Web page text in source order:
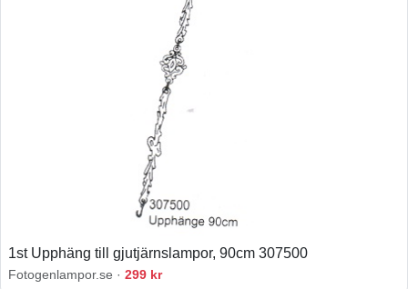
1st Upphäng till gjutjärnslampor, 90cm 307500
Fotogenlampor.se · 299 kr